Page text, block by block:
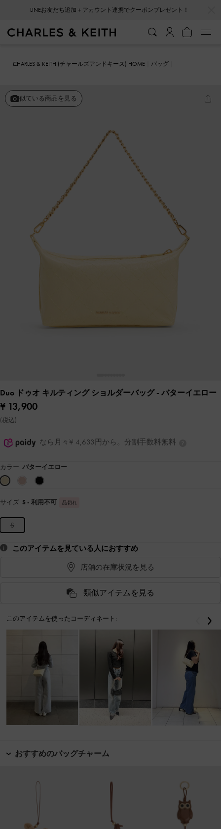
LINEお友だち追加＋アカウント連携でクーポンプレゼント！
CHARLES & KEITH (チャールズアンドキース) HOME
バッグ
似ている商品を見る
Duo ドゥオ キルティング ショルダーバッグ- バターイエロー
¥ 13,900
(税込)
なら月々¥ 4,633円から。分割手数料無料
カラー: バターイエロー
サイズ: S - 利用不可 品切れ
S
このアイテムを見ている人におすすめ
店舗の在庫状況を見る
類似アイテムを見る
このアイテムを使ったコーディネート: 戻る
おすすめのバッグチャーム